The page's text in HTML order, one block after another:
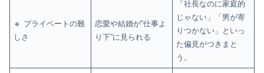
🔹 プライベートの難
しさ
恋愛や結婚が“仕事よ
り下”に見られる
「社長なのに家庭的
じゃない」「男が寄
りつかない」といっ
た偏見がつきまと
う。